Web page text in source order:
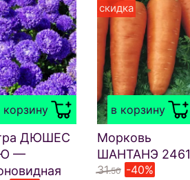
корзину
ДЮШЕС
—
в корзину
скидка
Морковь
ШАНТАНЭ 2461
31.50 -40%